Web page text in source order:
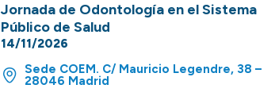
Jornada de Odontología en el Sistema
Público de Salud
14/11/2026
Sede COEM. C/ Mauricio Legendre, 38 –
28046 Madrid